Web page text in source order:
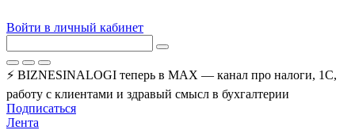
Войти в личный кабинет
⚡ BIZNESINALOGI теперь в MAX — канал про налоги, 1С,
работу с клиентами и здравый смысл в бухгалтерии
Подписаться
Лента